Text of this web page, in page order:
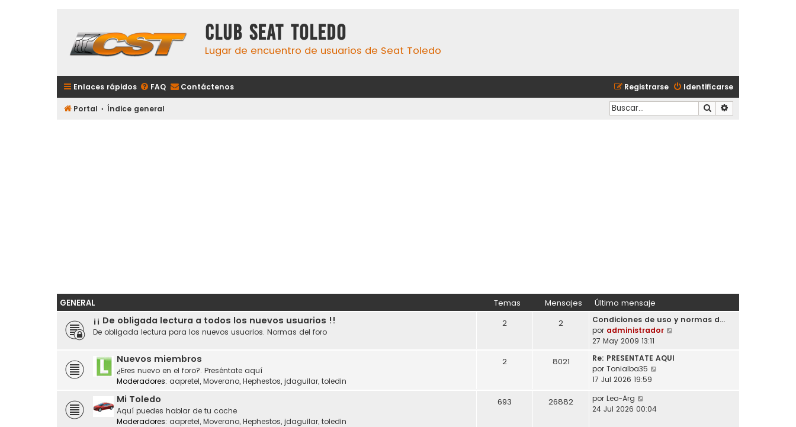
Club Seat Toledo
Lugar de encuentro de usuarios de Seat Toledo
Enlaces rápidos FAQ Contáctenos Identificarse
Registrarse
Portal Índice general Buscar
GENERAL Temas Mensajes Último mensaje
¡¡ De obligada lectura a todos los nuevos usuarios !!
De obligada lectura para los nuevos usuarios. Normas del foro
2 2
Condiciones de uso y normas d…
por administrador
ú
27 May 2009 13:11
Nuevos miembros
¿Eres nuevo en el foro?. Preséntate aquí
Moderadores: aapretel, Moverano, Hephestos, jdaguilar, toledin
2 8021
Re: PRESENTATE AQUI
por Tonialba35
17 Jul 2026 19:59
Mi Toledo
Aquí puedes hablar de tu coche
Moderadores: aapretel, Moverano, Hephestos, jdaguilar, toledin
693 26882 por Leo-Arg
e
24 Jul 2026 00:04